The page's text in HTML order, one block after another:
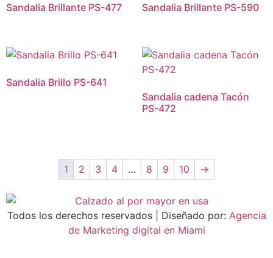
Sandalia Brillante PS-477 Sandalia Brillante PS-590
Sandalia Brillo PS-641
Sandalia cadena Tacón
PS-472
1 2 3 4 … 8 9 10 →
Todos los derechos reservados | Diseñado por: Agencia
de Marketing digital en Miami